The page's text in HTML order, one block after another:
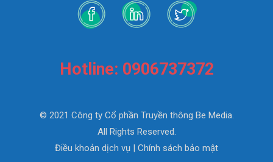
Hotline: 0906737372
© 2021 Công ty Cổ phần Truyền thông Be Media.
All Rights Reserved.
Điều khoản dịch vụ | Chính sách bảo mật